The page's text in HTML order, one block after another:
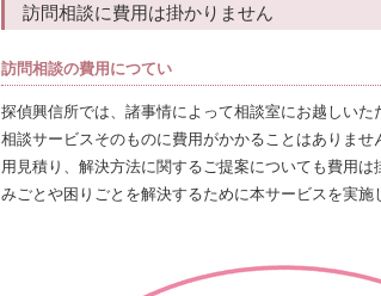
訪問相談に費用は掛かりません
訪問相談の費用につてい
探偵興信所では、諸事情によって相談室にお越しい
相談サービスそのものに費用がかかることはありま
用見積り、解決方法に関するご提案についても費用
みごとや困りごとを解決するために本サービスを実施